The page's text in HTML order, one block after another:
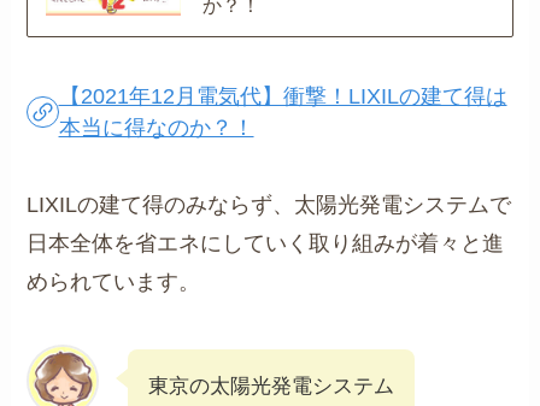
か？！
【2021年12月電気代】衝撃！LIXILの建て得は
本当に得なのか？！
LIXILの建て得のみならず、太陽光発電システムで
日本全体を省エネにしていく取り組みが着々と進
められています。
東京の太陽光発電システム